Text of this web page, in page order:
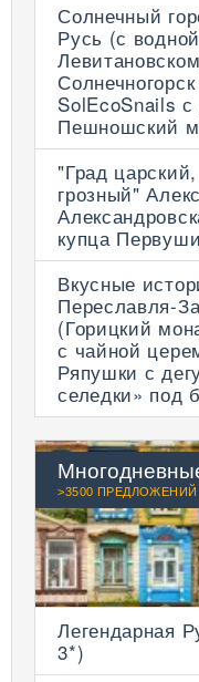
Солнечный
Русь (с
SolEcoSnails
Пешношский
"Град
грозный"
купца
Вкусные
Переславля-
(Горицкий
с чайной
Ряпушки с
селедки» под
>3500 ПРЕДЛОЖЕНИЙ
Легендарная
3*)